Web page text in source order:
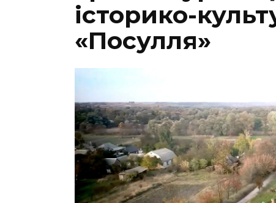
історико-
«Посулля»